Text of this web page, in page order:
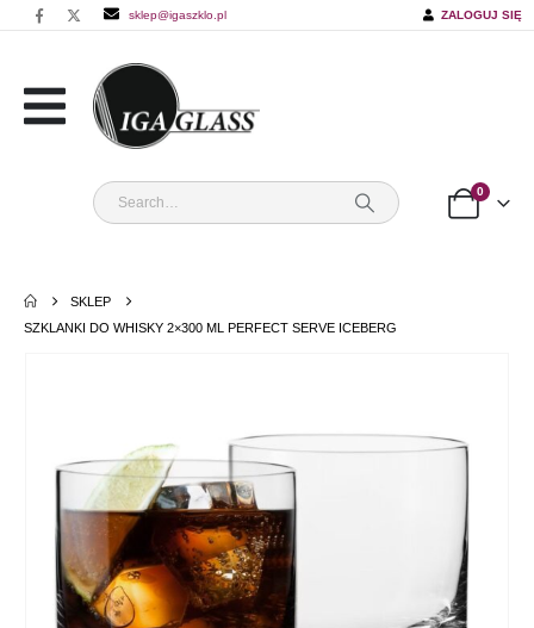
sklep@igaszklo.pl ZALOGUJ SIĘ
0
SKLEP
SZKLANKI DO WHISKY 2×300 ML PERFECT SERVE ICEBERG